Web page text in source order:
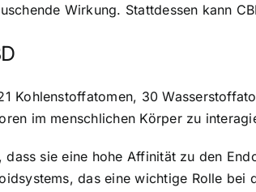
Wirkung. Stattdessen kann
Kohlenstoffatomen, 30
im menschlichen Körper zu
sie eine hohe Affinität zu den
das eine wichtige Rolle